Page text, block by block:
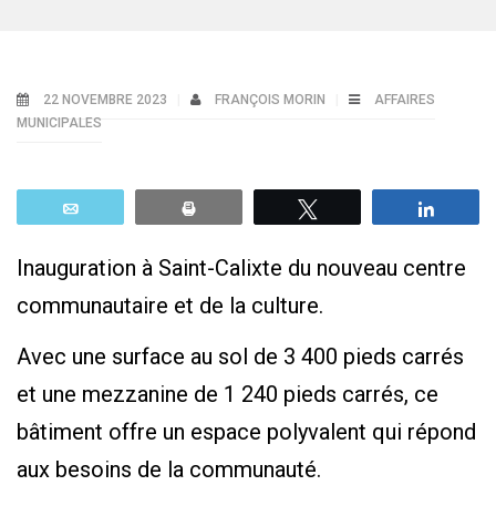
22 NOVEMBRE 2023 FRANÇOIS MORIN
AFFAIRES
MUNICIPALES
Inauguration à Saint-Calixte du nouveau centre
communautaire et de la culture.
Avec une surface au sol de 3 400 pieds carrés
et une mezzanine de 1 240 pieds carrés, ce
bâtiment offre un espace polyvalent qui répond
aux besoins de la communauté.